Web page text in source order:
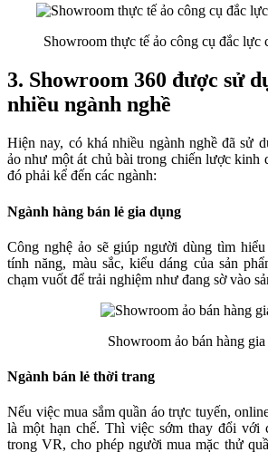
Showroom thực tế ảo công cụ đắc lực
3. Showroom 360 được sử
nhiều ngành nghề
Hiện nay, có khá nhiều ngành nghề đã sử
ảo như một át chủ bài trong chiến lược kinh
đó phải kể đến các ngành:
Ngành hàng bán lẻ gia dụng
Công nghệ ảo sẽ giúp người dùng tìm
tính năng, màu sắc, kiểu dáng của sản
chạm vuốt để trải nghiệm như đang sờ vào
Showroom ảo bán hàng
Ngành bán lẻ thời trang
Nếu việc mua sắm quần áo trực tuyến,
là một hạn chế. Thì việc sớm thay đổi với
trong VR, cho phép người mua mặc thử